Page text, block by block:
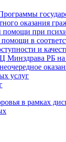
оказания
при
в
и
Минздрава РБ на
услуг
в рамках